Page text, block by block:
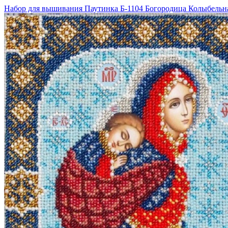
Набор для вышивания Паутинка Б-1104 Богородица